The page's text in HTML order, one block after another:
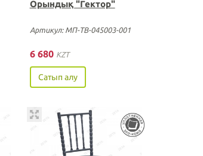
Орындық "Гектор"
Артикул: МП-ТВ-045003-001
6 680 KZT
Сатып алу